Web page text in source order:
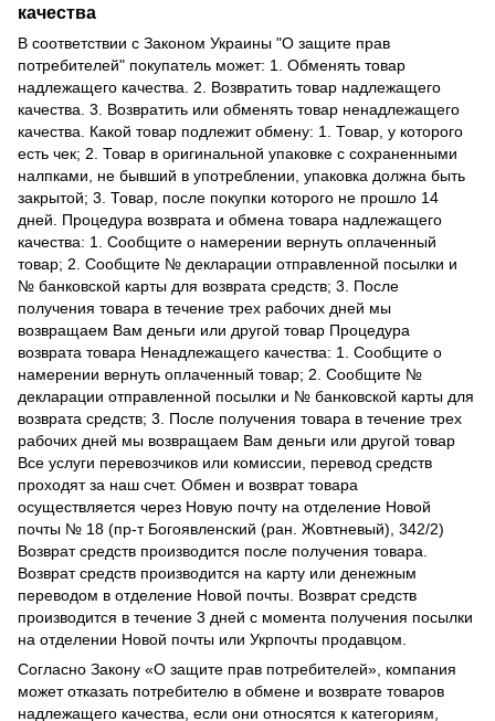
качества
В соответствии с Законом Украины "О защите прав
потребителей" покупатель может: 1. Обменять товар
надлежащего качества. 2. Возвратить товар надлежащего
качества. 3. Возвратить или обменять товар ненадлежащего
качества. Какой товар подлежит обмену: 1. Товар, у которого
есть чек; 2. Товар в оригинальной упаковке с сохраненными
налпками, не бывший в употреблении, упаковка должна быть
закрытой; 3. Товар, после покупки которого не прошло 14
дней. Процедура возврата и обмена товара надлежащего
качества: 1. Сообщите о намерении вернуть оплаченный
товар; 2. Сообщите № декларации отправленной посылки и
№ банковской карты для возврата средств; 3. После
получения товара в течение трех рабочих дней мы
возвращаем Вам деньги или другой товар Процедура
возврата товара Ненадлежащего качества: 1. Сообщите о
намерении вернуть оплаченный товар; 2. Сообщите №
декларации отправленной посылки и № банковской карты для
возврата средств; 3. После получения товара в течение трех
рабочих дней мы возвращаем Вам деньги или другой товар
Все услуги перевозчиков или комиссии, перевод средств
проходят за наш счет. Обмен и возврат товара
осуществляется через Новую почту на отделение Новой
почты № 18 (пр-т Богоявленский (ран. Жовтневый), 342/2)
Возврат средств производится после получения товара.
Возврат средств производится на карту или денежным
переводом в отделение Новой почты. Возврат средств
производится в течение 3 дней с момента получения посылки
на отделении Новой почты или Укрпочты продавцом.
Согласно Закону «О защите прав потребителей» , компания
может отказать потребителю в обмене и возврате товаров
надлежащего качества, если они относятся к категориям,